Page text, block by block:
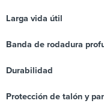
Larga vida útil
Banda de rodadura
Durabilidad
Protección de talón y